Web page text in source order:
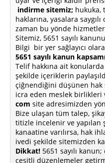
indirme sitemiz; hukuka,
haklarına, yasalara
zaman bu yönde
Sitemiz, 5651 sayılı
Bilgi bir yer sağlayıcı
5651 sayılı kanun
Telif hakkına ait
şekilde içeriklerin
çiğnendiğini düşünen hak
icra eden meslek birlikleri
com site adresimizden
Bize ulaşan tüm talep,
titizle incelenir ve yapılan
kanaatine varılırsa, hak
ivedi şekilde sitemizden
Dikkat! 5651 sayılı
çeşitli düzenlemeler